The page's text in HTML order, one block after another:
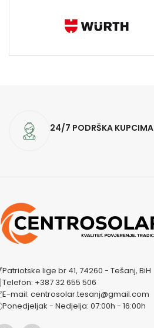
24/7 PODRŠKA KUPCIMA
Patriotske lige br 41, 74260 - Tešanj, BiH
Telefon: +387 32 655 506
E-mail: centrosolar.tesanj@gmail.com
Ponedjeljak - Nedjelja: 07:00h - 16:00h